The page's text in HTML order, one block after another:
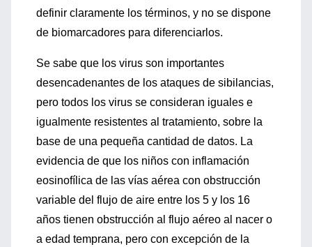
definir claramente los términos, y no se dispone
de biomarcadores para diferenciarlos.
Se sabe que los virus son importantes
desencadenantes de los ataques de sibilancias,
pero todos los virus se consideran iguales e
igualmente resistentes al tratamiento, sobre la
base de una pequeña cantidad de datos. La
evidencia de que los niños con inflamación
eosinofílica de las vías aérea con obstrucción
variable del flujo de aire entre los 5 y los 16
años tienen obstrucción al flujo aéreo al nacer o
a edad temprana, pero con excepción de la